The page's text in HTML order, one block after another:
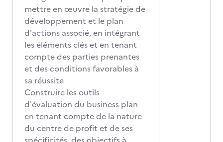
mettre en œuvre la stratégie de
développement et le plan
d'actions associé, en intégrant
les éléments clés et en tenant
compte des parties prenantes
et des conditions favorables à
sa réussite
Construire les outils
d'évaluation du business plan
en tenant compte de la nature
du centre de profit et de ses